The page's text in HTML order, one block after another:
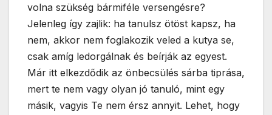
volna szükség bármiféle versengésre?
Jelenleg így zajlik: ha tanulsz ötöst kapsz, ha
nem, akkor nem foglakozik veled a kutya se,
csak amíg ledorgálnak és beírják az egyest.
Már itt elkezdődik az önbecsülés sárba tiprása,
mert te nem vagy olyan jó tanuló, mint egy
másik, vagyis Te nem érsz annyit. Lehet, hogy